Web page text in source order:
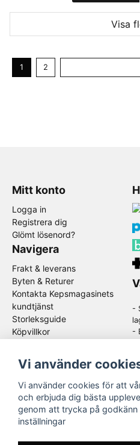
Visa
1 2
Mitt konto
Logga in
Registrera dig
Glömt lösenord?
Navigera
Frakt & leverans
Byten & Returer
Kontakta Kepsmagasinets
kundtjänst
Storleksguide
Köpvillkor
Om oss
-
-
-
Följ oss
Vi använder
Vi använder cookies för att
och erbjuda dig bästa
genom att trycka på godkänn
inställningar